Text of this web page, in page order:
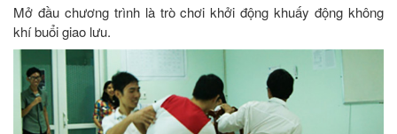
Mở đầu chương trình là trò chơi khởi động khuấy động không
khí buổi giao lưu.